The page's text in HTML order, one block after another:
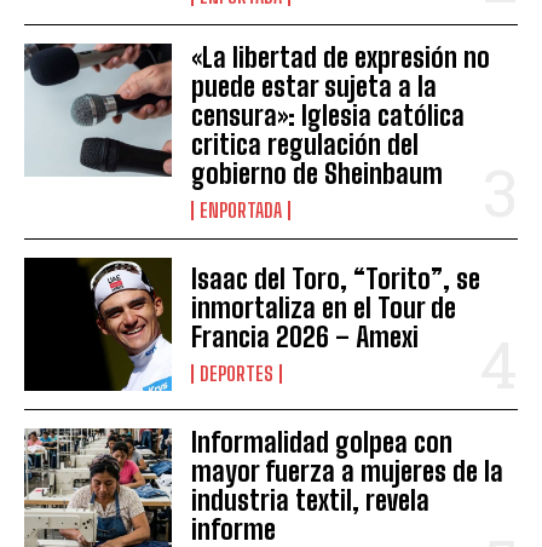
«La libertad de expresión no
puede estar sujeta a la
censura»: Iglesia católica
critica regulación del
gobierno de Sheinbaum
ENPORTADA
Isaac del Toro, “Torito”, se
inmortaliza en el Tour de
Francia 2026 – Amexi
DEPORTES
Informalidad golpea con
mayor fuerza a mujeres de la
industria textil, revela
informe